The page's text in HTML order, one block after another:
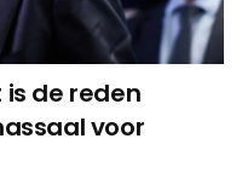
is de reden
voor